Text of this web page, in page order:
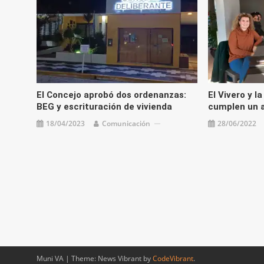
El Concejo aprobó dos ordenanzas:
BEG y escrituración de vivienda
18/04/2023 Comunicación
El Vivero y
cumplen un
28/06/2022
Muni VA | Theme: News Vibrant byCodeVibrant.